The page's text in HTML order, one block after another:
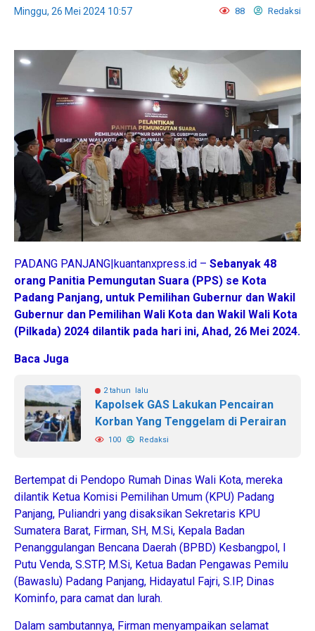
Minggu, 26 Mei 2024 10:57 88 Redaksi
PADANG PANJANG|kuantanxpress.id – Sebanyak 48
orang Panitia Pemungutan Suara (PPS) se Kota
Padang Panjang, untuk Pemilihan Gubernur dan Wakil
Gubernur dan Pemilihan Wali Kota dan Wakil Wali Kota
(Pilkada) 2024 dilantik pada hari ini, Ahad, 26 Mei 2024.
Baca Juga
2 tahun lalu
Kapolsek GAS Lakukan Pencairan
Korban Yang Tenggelam di Perairan
100 Redaksi
Bertempat di Pendopo Rumah Dinas Wali Kota, mereka
dilantik Ketua Komisi Pemilihan Umum (KPU) Padang
Panjang, Puliandri yang disaksikan Sekretaris KPU
Sumatera Barat, Firman, SH, M.Si, Kepala Badan
Penanggulangan Bencana Daerah (BPBD) Kesbangpol, I
Putu Venda, S.STP, M.Si, Ketua Badan Pengawas Pemilu
(Bawaslu) Padang Panjang, Hidayatul Fajri, S.IP, Dinas
Kominfo, para camat dan lurah.
Dalam sambutannya, Firman menyampaikan selamat